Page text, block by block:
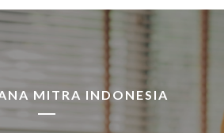
MITRA INDONESIA